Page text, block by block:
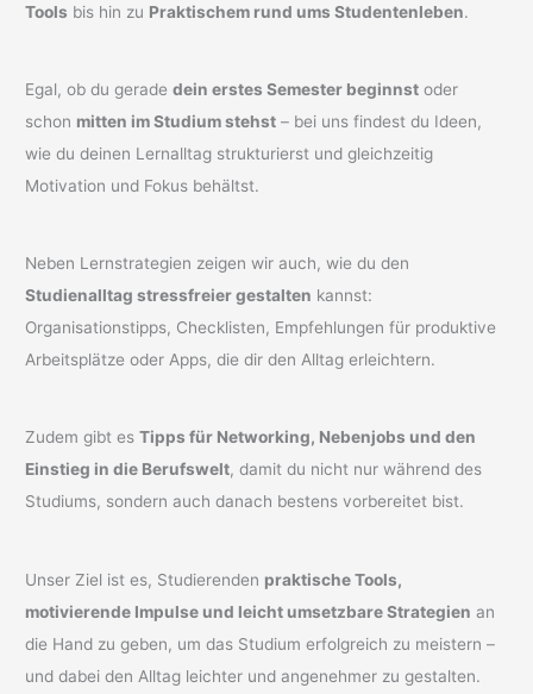
Tools bis hin zu Praktischem rund ums Studentenleben.
Egal, ob du geradedein erstes Semester beginnst oder
schon mitten im Studium stehst – bei uns findest du Ideen,
wie du deinen Lernalltag strukturierst und gleichzeitig
Motivation und Fokus behältst.
Neben Lernstrategien zeigen wir auch, wie du den
Studienalltag stressfreier gestalten kannst:
Organisationstipps, Checklisten, Empfehlungen für produktive
Arbeitsplätze oder Apps, die dir den Alltag erleichtern.
Zudem gibt esTipps für Networking, Nebenjobs und den
Einstieg in die Berufswelt, damit du nicht nur während des
Studiums, sondern auch danach bestens vorbereitet bist.
Unser Ziel ist es, Studierenden praktische Tools,
motivierende Impulse und leicht umsetzbare Strategien an
die Hand zu geben, um das Studium erfolgreich zu meistern –
und dabei den Alltag leichter und angenehmer zu gestalten.